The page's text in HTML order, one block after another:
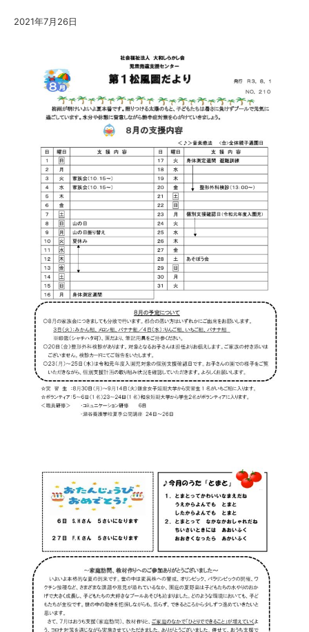
2021年7月26日